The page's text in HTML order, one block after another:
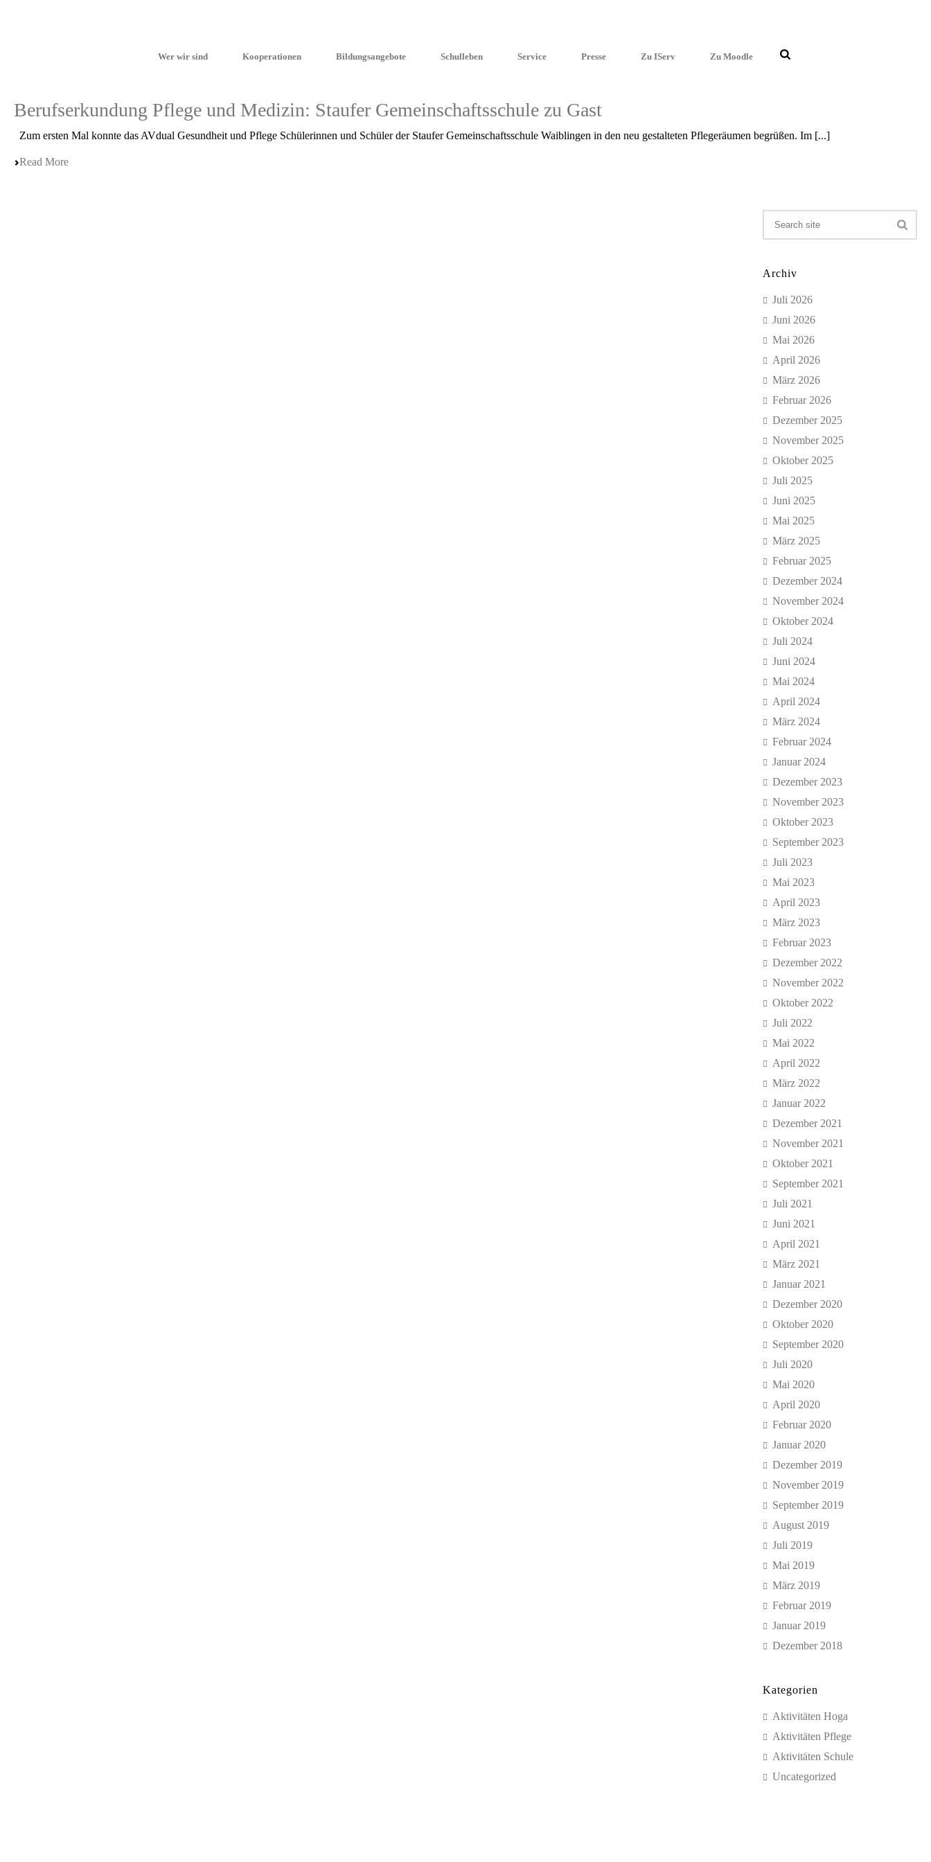
Wer wir sind Kooperationen Bildungsangebote Schulleben Service Presse Zu IServ Zu Moodle
Berufserkundung Pflege und Medizin: Staufer Gemeinschaftsschule zu Gast
Zum ersten Mal konnte das AVdual Gesund­heit und Pflege Schüle­rin­nen und Schüler der Staufer Gemein­schafts­schu­le Waiblin­gen in den neu gestal­te­ten Pflege­räu­men begrüßen. Im [...]
Read More
Archiv
Juli 2026
Juni 2026
Mai 2026
April 2026
März 2026
Februar 2026
Dezember 2025
November 2025
Oktober 2025
Juli 2025
Juni 2025
Mai 2025
März 2025
Februar 2025
Dezember 2024
November 2024
Oktober 2024
Juli 2024
Juni 2024
Mai 2024
April 2024
März 2024
Februar 2024
Januar 2024
Dezember 2023
November 2023
Oktober 2023
September 2023
Juli 2023
Mai 2023
April 2023
März 2023
Februar 2023
Dezember 2022
November 2022
Oktober 2022
Juli 2022
Mai 2022
April 2022
März 2022
Januar 2022
Dezember 2021
November 2021
Oktober 2021
September 2021
Juli 2021
Juni 2021
April 2021
März 2021
Januar 2021
Dezember 2020
Oktober 2020
September 2020
Juli 2020
Mai 2020
April 2020
Februar 2020
Januar 2020
Dezember 2019
November 2019
September 2019
August 2019
Juli 2019
Mai 2019
März 2019
Februar 2019
Januar 2019
Dezember 2018
Kategorien
Aktivitäten Hoga
Aktivitäten Pflege
Aktivitäten Schule
Uncategorized